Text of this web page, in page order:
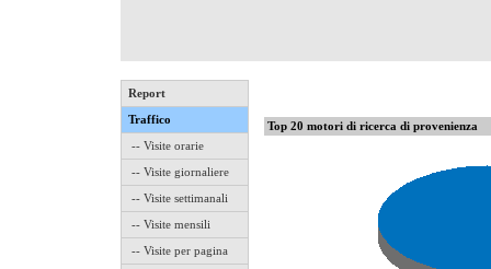
Report
Traffico
-- Visite orarie
-- Visite giornaliere
-- Visite settimanali
-- Visite mensili
-- Visite per pagina
Top 20 motori di ricerca di provenienza